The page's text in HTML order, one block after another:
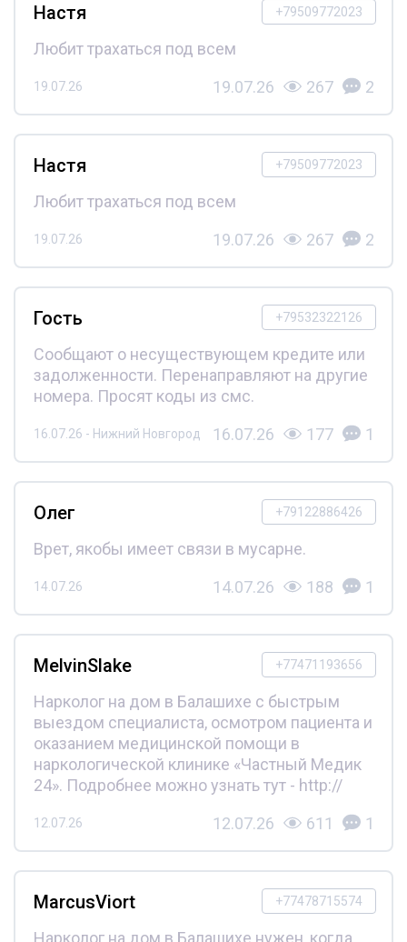
+79509772023
Настя
Любит трахаться под всем
19.07.26 19.07.26 267 2
+79509772023
Настя
Любит трахаться под всем
19.07.26 19.07.26 267 2
+79532322126
Гость
Сообщают о несуществующем кредите или
задолженности. Перенаправляют на другие
номера. Просят коды из смс.
16.07.26 - Нижний Новгород 16.07.26 177 1
+79122886426
Олег
Врет, якобы имеет связи в мусарне.
14.07.26 14.07.26 188 1
+77471193656
MelvinSlake
Нарколог на дом в Балашихе с быстрым
выездом специалиста, осмотром пациента и
оказанием медицинской помощи в
наркологической клинике «Частный Медик
24». Подробнее можно узнать тут - http://
12.07.26 12.07.26 611 1
+77478715574
MarcusViort
Нарколог на дом в Балашихе нужен, когда